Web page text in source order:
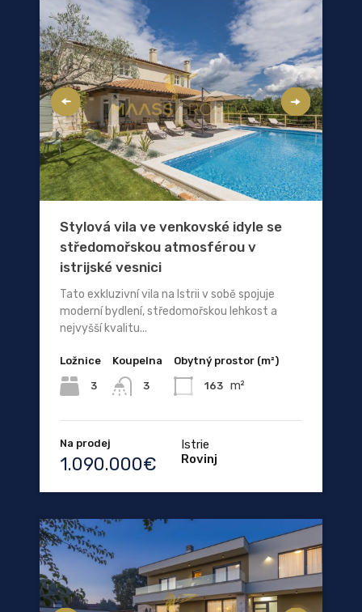
Stylová vila ve venkovské idyle se
středomořskou atmosférou v
istrijské vesnici
Tato exkluzivní vila na Istrii v sobě spojuje
moderní bydlení, středomořskou lehkost a
nejvyšší kvalitu...
Ložnice
3
Koupelna
3
Obytný prostor (m²)
163 m²
Na prodej
1.090.000€
Istrie
Rovinj